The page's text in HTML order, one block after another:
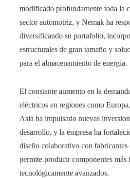
modificado profundamente toda la
sector automotriz, y Nemak ha
diversificando su portafolio,
estructurales de gran tamaño y
para el almacenamiento de energía.
El constante aumento en la
eléctricos en regiones como
Asia ha impulsado nuevas
desarrollo, y la empresa ha
diseño colaborativo con
permite producir componentes más
tecnológicamente avanzados.